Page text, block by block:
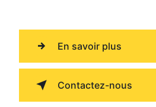
En savoir plus
Contactez-nous